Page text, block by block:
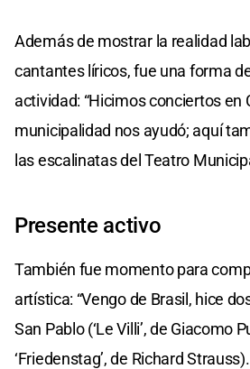
Además de mostrar la realidad
cantantes líricos, fue una forma
actividad: “Hicimos conciertos en
municipalidad nos ayudó; aquí
las escalinatas del Teatro
Presente activo
También fue momento para
artística: “Vengo de Brasil, hice
San Pablo (‘Le Villi’, de Giacomo
‘Friedenstag’, de Richard